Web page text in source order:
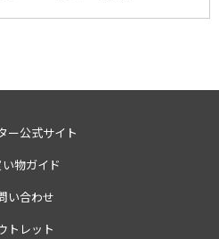
ー公式サイト
物ガイド
い合わせ
トレット